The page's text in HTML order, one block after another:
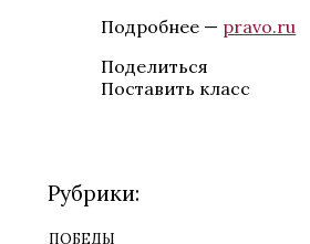
Подробнее — pravo.ru
Поделиться
Поставить класс
Рубрики:
победы